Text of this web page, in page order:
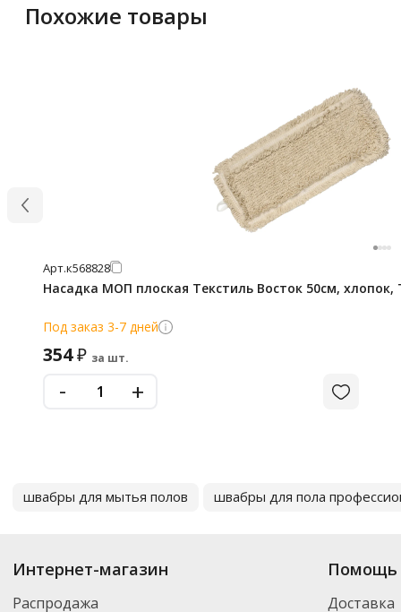
Похожие товары
Арт.к568828
Насадка МОП плоская Текстиль Восток 50см, хлопок,
Под заказ 3-7 дней
354₽ за шт.
- +
швабры для мытья полов швабры для пола
Интернет-магазин
Распродажа
Помощь
Доставка